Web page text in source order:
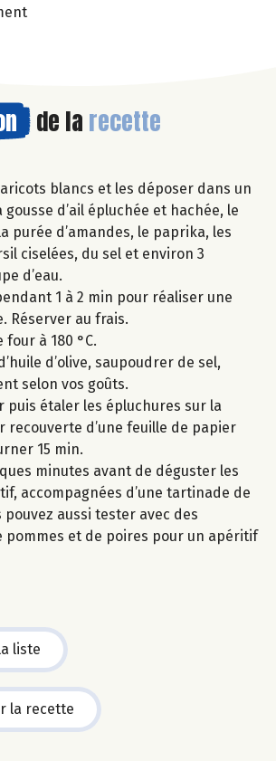
de la recette
blancs et les déposer dans un
gousse d’ail épluchée et hachée, le
purée d’amandes, le paprika, les
ciselées, du sel et environ 3
d’eau.
1 à 2 min pour réaliser une
Réserver au frais.
à 180 °C.
d’olive, saupoudrer de sel,
selon vos goûts.
puis étaler les épluchures sur la
recouverte d’une feuille de papier
15 min.
minutes avant de déguster les
accompagnées d’une tartinade de
pouvez aussi tester avec des
pommes et de poires pour un apéritif
liste
la recette